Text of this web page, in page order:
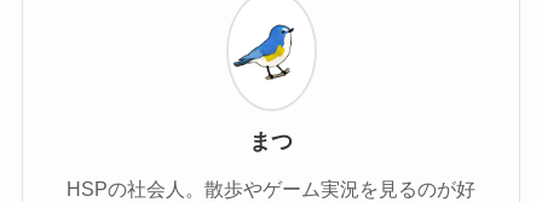
まつ
HSPの社会人。散歩やゲーム実況を見るのが好